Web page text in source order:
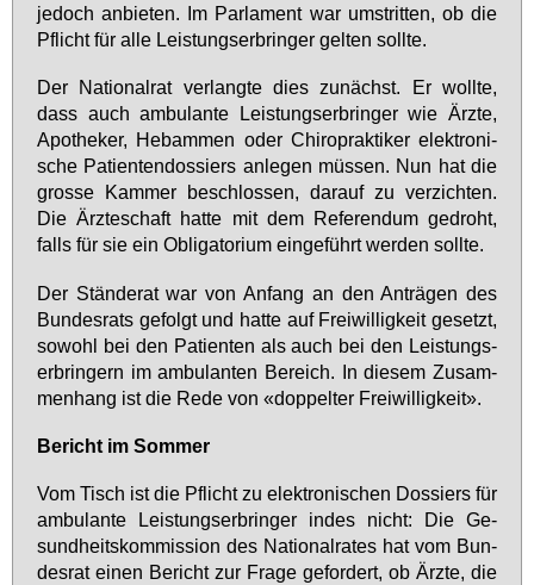
je­doch an­bie­ten. Im Par­la­ment war um­strit­ten, ob die
Pflicht für al­le Leis­tungs­er­brin­ger gel­ten soll­te.
Der Na­tio­nal­rat ver­lang­te dies zu­nächst. Er woll­te,
dass auch am­bu­lan­te Leis­tungs­er­brin­ger wie Ärz­te,
Apo­the­ker, Heb­am­men oder Chi­ro­prak­ti­ker elek­tro­ni­
sche Pa­ti­en­ten­dos­siers an­le­gen müs­sen. Nun hat die
gros­se Kam­mer be­schlos­sen, dar­auf zu ver­zich­ten.
Die Ärz­te­schaft hat­te mit dem Re­fe­ren­dum ge­droht,
falls für sie ein Ob­li­ga­to­ri­um ein­ge­führt wer­den soll­te.
Der Stän­de­rat war von An­fang an den An­trä­gen des
Bun­des­rats ge­folgt und hat­te auf Frei­wil­lig­keit ge­setzt,
so­wohl bei den Pa­ti­en­ten als auch bei den Leis­tungs­
er­brin­gern im am­bu­lan­ten Be­reich. In die­sem Zu­sam­
men­hang ist die Re­de von «dop­pel­ter Frei­wil­lig­keit».
Be­richt im Som­mer
Vom Tisch ist die Pflicht zu elek­tro­ni­schen Dos­siers für
am­bu­lan­te Leis­tungs­er­brin­ger in­des nicht: Die Ge­
sund­heits­kom­mis­si­on des Na­tio­nal­ra­tes hat vom Bun­
des­rat ei­nen Be­richt zur Fra­ge ge­for­dert, ob Ärz­te, die